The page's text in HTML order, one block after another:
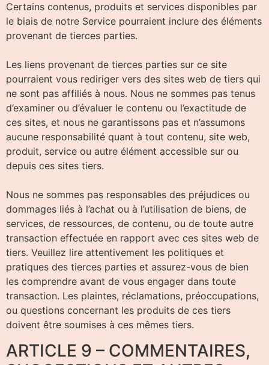
Certains contenus, produits et services disponibles par
le biais de notre Service pourraient inclure des éléments
provenant de tierces parties.
Les liens provenant de tierces parties sur ce site
pourraient vous rediriger vers des sites web de tiers qui
ne sont pas affiliés à nous. Nous ne sommes pas tenus
d’examiner ou d’évaluer le contenu ou l’exactitude de
ces sites, et nous ne garantissons pas et n’assumons
aucune responsabilité quant à tout contenu, site web,
produit, service ou autre élément accessible sur ou
depuis ces sites tiers.
Nous ne sommes pas responsables des préjudices ou
dommages liés à l’achat ou à l’utilisation de biens, de
services, de ressources, de contenu, ou de toute autre
transaction effectuée en rapport avec ces sites web de
tiers. Veuillez lire attentivement les politiques et
pratiques des tierces parties et assurez-vous de bien
les comprendre avant de vous engager dans toute
transaction. Les plaintes, réclamations, préoccupations,
ou questions concernant les produits de ces tiers
doivent être soumises à ces mêmes tiers.
ARTICLE 9 – COMMENTAIRES,